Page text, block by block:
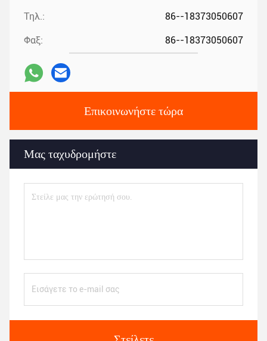
Τηλ.: 86--18373050607
Φαξ: 86--18373050607
Επικοινωνήστε τώρα
Μας ταχυδρομήστε